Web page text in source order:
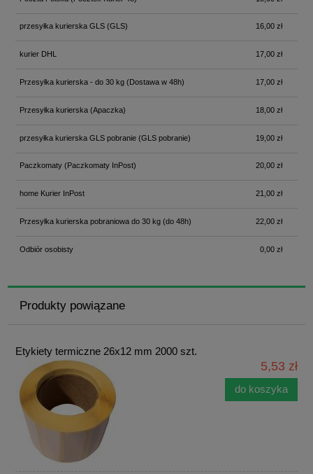
przesyłka kurierska GLS(GLS) 16,00 zł
kurier DHL 17,00 zł
Przesyłka kurierska - do 30 kg(Dostawa w 48h) 17,00 zł
Przesyłka kurierska (Apaczka) 18,00 zł
przesyłka kurierska GLS pobranie(GLS pobranie) 19,00 zł
Paczkomaty(Paczkomaty InPost) 20,00 zł
home Kurier InPost 21,00 zł
Przesyłka kurierska pobraniowa do 30 kg(do 48h) 22,00 zł
Odbiór osobisty 0,00 zł
Produkty powiązane
Etykiety termiczne 26x12 mm 2000 szt.
5,53 zł
do koszyka